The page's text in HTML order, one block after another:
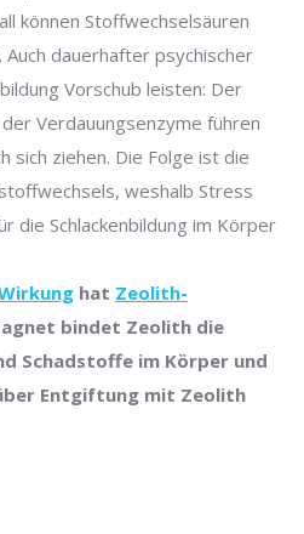
können Stoffwechselsäuren
dauerhafter psychischer
Vorschub leisten: Der
Verdauungsenzyme führen
sich ziehen. Die Folge ist die
weshalb Stress
die Schlackenbildung im Körper
hat Zeolith-
bindet Zeolith die
Schadstoffe im Körper und
Entgiftung mit Zeolith